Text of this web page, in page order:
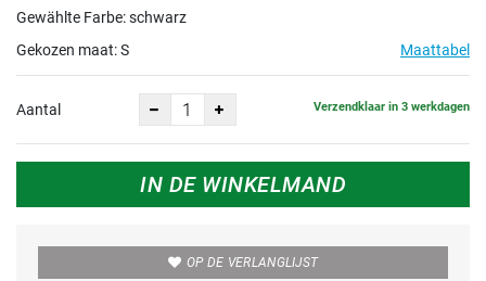
Gewählte Farbe: schwarz
Gekozen maat:S Maattabel
Aantal Verzendklaar in 3 werkdagen
IN DE WINKELMAND
OP DE VERLANGLIJST